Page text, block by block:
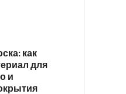
как
для
и